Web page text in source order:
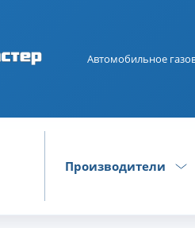
Автомобильное
Производители